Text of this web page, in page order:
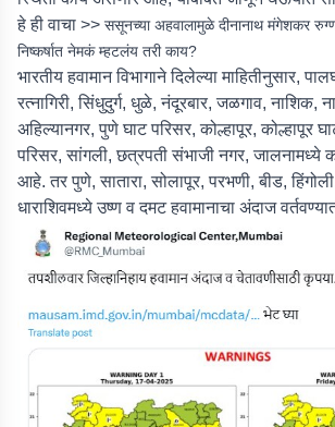
हे ही वाचा >> ससूनच्या अहवालामुळे दीनानाथ मंगेशकर
निष्कर्षात नेमकं म्हटलंय तरी काय?
भारतीय हवामान विभागाने दिलेल्या माहितीनुसार,
रत्नागिरी, सिंधुदुर्ग, धुळे, नंदूरबार, जळगाव, नाशिक,
अहिल्यानगर, पुणे घाट परिसर, कोल्हापूर, कोल्हापूर
परिसर, सांगली, छत्रपती संभाजी नगर, जालनामध्ये
आहे. तर पुणे, सातारा, सोलापूर, परभणी, बीड,
धाराशिवमध्ये उष्ण व दमट हवामानाचा अंदाज